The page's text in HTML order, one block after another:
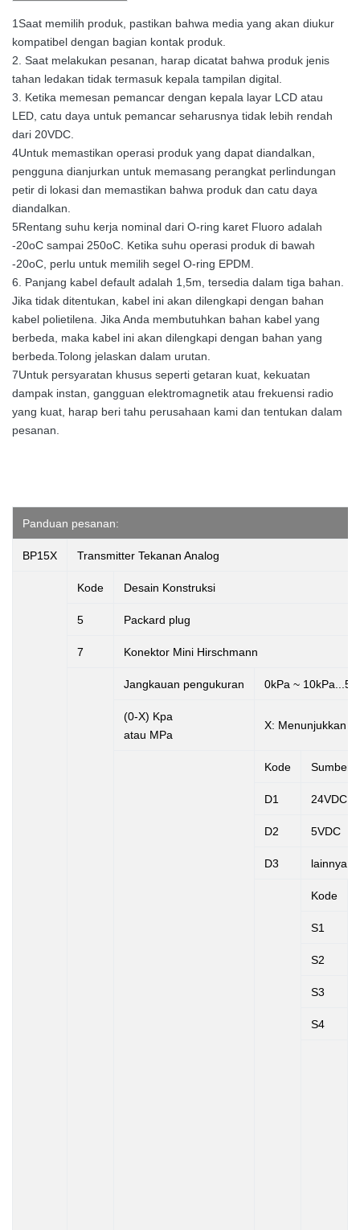
1Saat memilih produk, pastikan bahwa media yang akan diukur
kompatibel dengan bagian kontak produk.
2. Saat melakukan pesanan, harap dicatat bahwa produk jenis
tahan ledakan tidak termasuk kepala tampilan digital.
3. Ketika memesan pemancar dengan kepala layar LCD atau
LED, catu daya untuk pemancar seharusnya tidak lebih rendah
dari 20VDC.
4Untuk memastikan operasi produk yang dapat diandalkan,
pengguna dianjurkan untuk memasang perangkat perlindungan
petir di lokasi dan memastikan bahwa produk dan catu daya
diandalkan.
5Rentang suhu kerja nominal dari O-ring karet Fluoro adalah
-20oC sampai 250oC. Ketika suhu operasi produk di bawah
-20oC, perlu untuk memilih segel O-ring EPDM.
6. Panjang kabel default adalah 1,5m, tersedia dalam tiga bahan.
Jika tidak ditentukan, kabel ini akan dilengkapi dengan bahan
kabel polietilena. Jika Anda membutuhkan bahan kabel yang
berbeda, maka kabel ini akan dilengkapi dengan bahan yang
berbeda.Tolong jelaskan dalam urutan.
7Untuk persyaratan khusus seperti getaran kuat, kekuatan
dampak instan, gangguan elektromagnetik atau frekuensi radio
yang kuat, harap beri tahu perusahaan kami dan tentukan dalam
pesanan.
Panduan pesanan:
BP15X Transmitter Tekanan Analog
Kode Desain Konstruksi
5 Packard plug
7 Konektor Mini Hirschmann
Jangkauan pengukuran 0kPa ~
(0-X) Kpa
atau MPa
X: Menunjukkan
Kode Sumber
D1 24VDC
D2 5VDC
D3 lainnya
Kode
S1
S2
S3
S4